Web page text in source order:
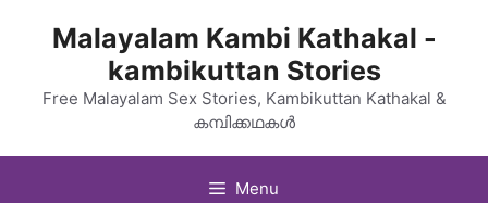
Malayalam Kambi Kathakal -
kambikuttan Stories
Free Malayalam Sex Stories, Kambikuttan Kathakal &
കമ്പിക്കഥകൾ
Menu